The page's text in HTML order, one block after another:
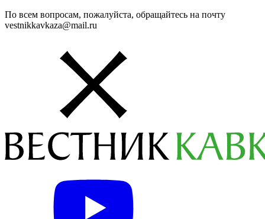
По всем вопросам, пожалуйста, обращайтесь на почту
vestnikkavkaza@mail.ru